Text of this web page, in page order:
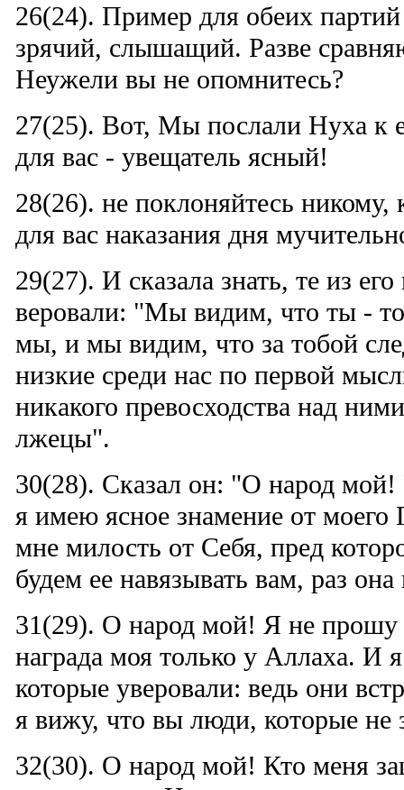
26(24). Пример для обеих
зрячий, слышащий. Разве
Неужели вы не опомнитесь?
27(25). Вот, Мы послали Нуха к
для вас - увещатель ясный!
28(26). не поклоняйтесь
для вас наказания дня
29(27). И сказала знать, те из
веровали: "Мы видим, что ты -
мы, и мы видим, что за тобой
низкие среди нас по первой
никакого превосходства над
лжецы".
30(28). Сказал он: "О народ
я имею ясное знамение от моего
мне милость от Себя, пред
будем ее навязывать вам, раз
31(29). О народ мой! Я не прошу
награда моя только у Аллаха. И
которые уверовали: ведь они
я вижу, что вы люди, которые не
32(30). О народ мой! Кто меня